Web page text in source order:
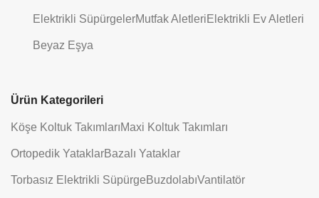
Elektrikli SüpürgelerMutfak AletleriElektrikli Ev Aletleri
Beyaz Eşya
Ürün Kategorileri
Köşe Koltuk TakımlarıMaxi Koltuk Takımları
Ortopedik YataklarBazalı Yataklar
Torbasız Elektrikli SüpürgeBuzdolabıVantilatör